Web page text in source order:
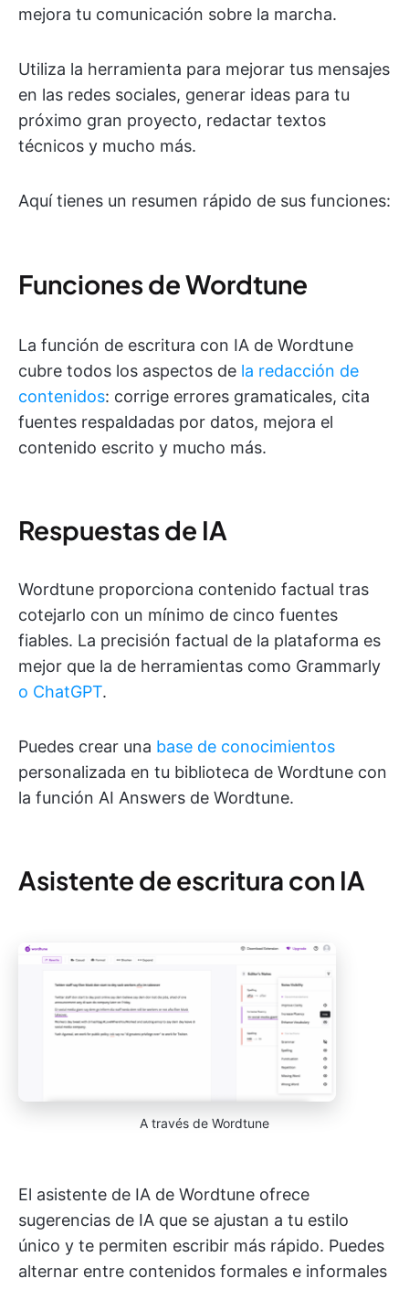
mejora tu comunicación sobre la marcha.
Utiliza la herramienta para mejorar tus mensajes
en las redes sociales, generar ideas para tu
próximo gran proyecto, redactar textos
técnicos y mucho más.
Aquí tienes un resumen rápido de sus funciones:
Funciones de Wordtune
La función de escritura con IA de Wordtune
cubre todos los aspectos de la redacción de
contenidos: corrige errores gramaticales, cita
fuentes respaldadas por datos, mejora el
contenido escrito y mucho más.
Respuestas de IA
Wordtune proporciona contenido factual tras
cotejarlo con un mínimo de cinco fuentes
fiables. La precisión factual de la plataforma es
mejor que la de herramientas como Grammarly
o ChatGPT.
Puedes crear una base de conocimientos
personalizada en tu biblioteca de Wordtune con
la función AI Answers de Wordtune.
Asistente de escritura con IA
A través de Wordtune
El asistente de IA de Wordtune ofrece
sugerencias de IA que se ajustan a tu estilo
único y te permiten escribir más rápido. Puedes
alternar entre contenidos formales e informales